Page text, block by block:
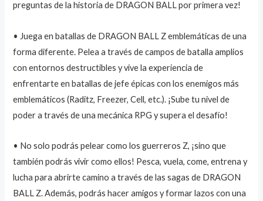
preguntas de la historia de DRAGON BALL por primera vez!
• Juega en batallas de DRAGON BALL Z emblemáticas de una
forma diferente. Pelea a través de campos de batalla amplios
con entornos destructibles y vive la experiencia de
enfrentarte en batallas de jefe épicas con los enemigos más
emblemáticos (Raditz, Freezer, Cell, etc.). ¡Sube tu nivel de
poder a través de una mecánica RPG y supera el desafío!
• No solo podrás pelear como los guerreros Z, ¡sino que
también podrás vivir como ellos! Pesca, vuela, come, entrena y
lucha para abrirte camino a través de las sagas de DRAGON
BALL Z. Además, podrás hacer amigos y formar lazos con una